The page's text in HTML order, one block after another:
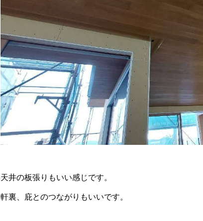
天井の板張りもいい感じです。
軒裏、庇とのつながりもいいです。